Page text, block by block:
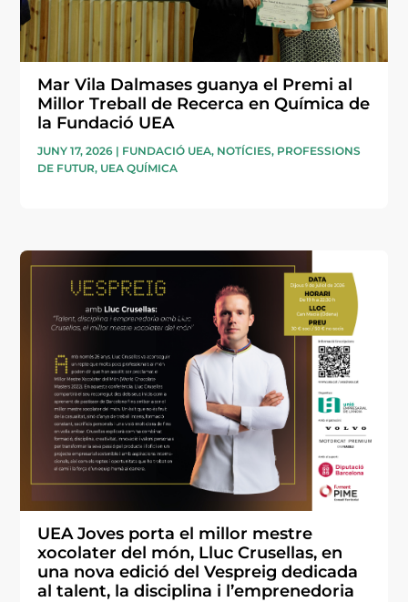
Mar Vila Dalmases guanya el Premi al
Millor Treball de Recerca en Química de
la Fundació UEA
JUNY 17, 2026 | FUNDACIÓ UEA, NOTÍCIES, PROFESSIONS
DE FUTUR, UEA QUÍMICA
UEA Joves porta el millor mestre
xocolater del món, Lluc Crusellas, en
una nova edició del Vespreig dedicada
al talent, la disciplina i l’emprenedoria